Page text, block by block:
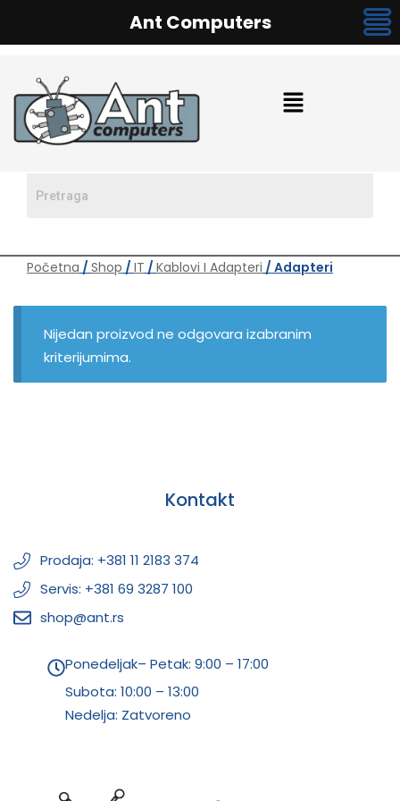
Početna / Shop / IT / Kablovi I Adapteri / Adapteri
Nijedan proizvod ne odgovara izabranim
kriterijumima.
Kontakt
Prodaja: +381 11 2183 374
Servis: +381 69 3287 100
shop@ant.rs
Ponedeljak– Petak: 9:00 – 17:00
Subota: 10:00 – 13:00
Nedelja: Zatvoreno
Ant Computers